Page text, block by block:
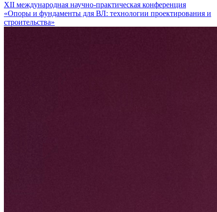
XII международная научно-практическая конференция
«Опоры и фундаменты для ВЛ: технологии проектирования и
строительства»